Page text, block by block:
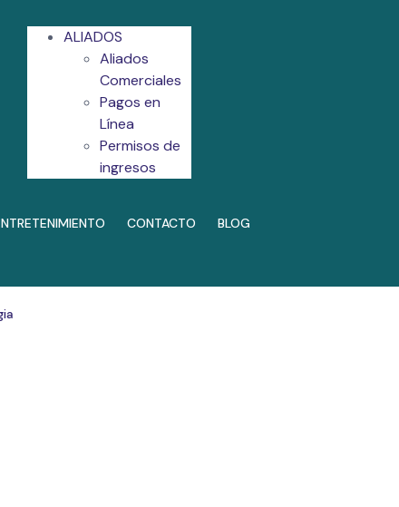
ALIADOS
Aliados
Comerciales
Pagos en
Línea
Permisos de
ingresos
CONTACTO BLOG